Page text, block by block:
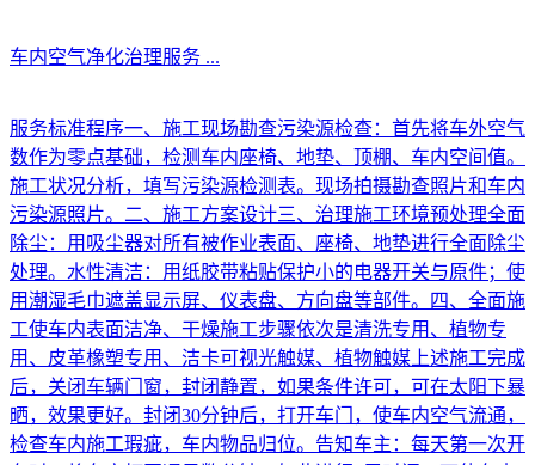
车内空气净化治理服务 ...
服务标准程序一、施工现场勘查污染源检查：首先将车外空气
数作为零点基础，检测车内座椅、地垫、顶棚、车内空间值。
施工状况分析，填写污染源检测表。现场拍摄勘查照片和车内
污染源照片。二、施工方案设计三、治理施工环境预处理全面
除尘：用吸尘器对所有被作业表面、座椅、地垫进行全面除尘
处理。水性清洁：用纸胶带粘贴保护小的电器开关与原件；使
用潮湿毛巾遮盖显示屏、仪表盘、方向盘等部件。四、全面施
工使车内表面洁净、干燥施工步骤依次是清洗专用、植物专
用、皮革橡塑专用、洁卡可视光触媒、植物触媒上述施工完成
后，关闭车辆门窗，封闭静置，如果条件许可，可在太阳下暴
晒，效果更好。封闭30分钟后，打开车门，使车内空气流通，
检查车内施工瑕疵，车内物品归位。告知车主：每天第一次开